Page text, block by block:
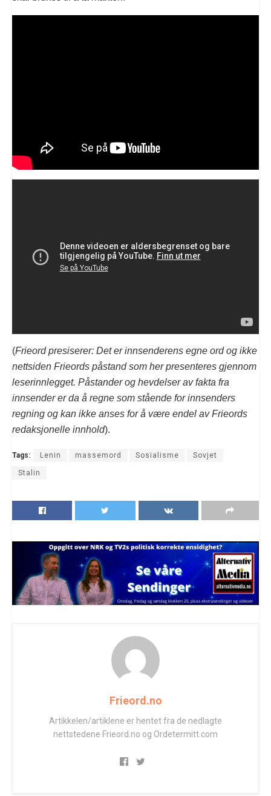
(Frieord presiserer: Det er innsenderens egne ord og ikke
nettsiden Frieords påstand som her presenteres gjennom
leserinnlegget. Påstander og hevdelser av fakta fra
innsender er da å regne som stående for innsenders
regning og kan ikke anses for å være endel av Frieords
redaksjonelle innhold).
Tags: Lenin massemord Sosialisme Sovjet
Stalin
Frieord.no
Artikkelen/artiklene er hentet fra de nedlagte
nettstedene Frieord.no og Ordetermitt.com